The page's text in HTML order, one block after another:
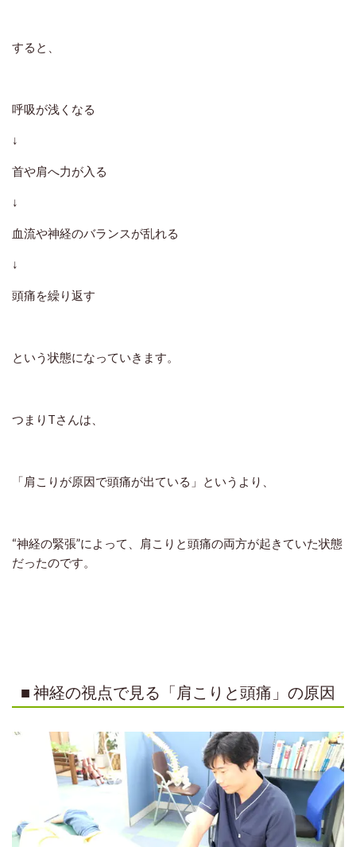
すると、
呼吸が浅くなる
↓
首や肩へ力が入る
↓
血流や神経のバランスが乱れる
↓
頭痛を繰り返す
という状態になっていきます。
つまりTさんは、
「肩こりが原因で頭痛が出ている」 というより、
“神経の緊張”によって、肩こりと頭痛の両方が起きていた状態
だったのです。
■ 神経の視点で見る「肩こりと頭痛」の原因